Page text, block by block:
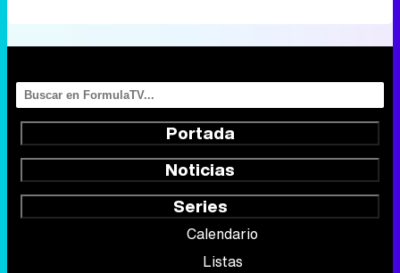
Portada
Noticias
Series
Calendario
Listas